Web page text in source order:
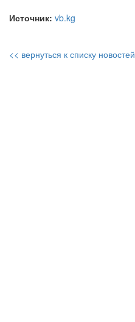
Источник: vb.kg
<< вернуться к списку новостей